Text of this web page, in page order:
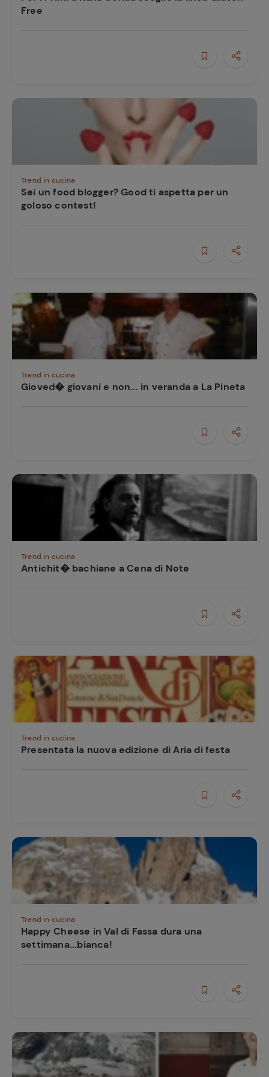
Free
Trend in cucina
Sei un food blogger? Good ti aspetta per un
goloso contest!
Trend in cucina
Gioved� giovani e non... in veranda a La Pineta
Trend in cucina
Antichit� bachiane a Cena di Note
Trend in cucina
Presentata la nuova edizione di Aria di festa
Trend in cucina
Happy Cheese in Val di Fassa dura una
settimana...bianca!